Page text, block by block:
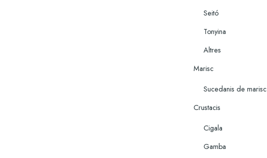
Seitó
Tonyina
Altres
Marisc
Sucedanis de marisc
Crustacis
Cigala
Gamba